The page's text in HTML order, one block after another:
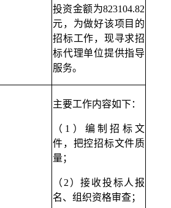
投资金额为823104.82
元， 为做好该项目的
招标工作，现寻求招
标代理单位提供指导
服务。
主要工作内容如下：
（ 1）编制招标文
件，把控招标文件质
量；
（ 2）接收投标人报
名、组织资格审查；